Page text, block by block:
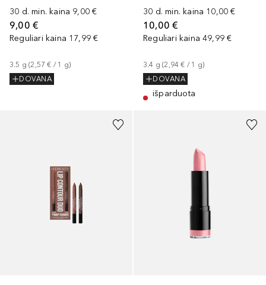
30 d. min. kaina 9,00 €
9,00 €
Reguliari kaina 17,99 €
3.5 g (2,57 € / 1 g)
DOVANA
30 d. min. kaina 10,00 €
10,00 €
Reguliari kaina 49,99 €
3.4 g (2,94 € / 1 g)
DOVANA
išparduota